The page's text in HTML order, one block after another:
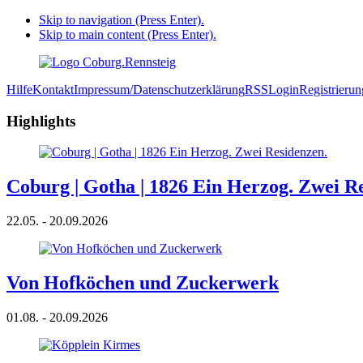
Skip to navigation (Press Enter).
Skip to main content (Press Enter).
HilfeKontaktImpressum/DatenschutzerklärungRSSLogin
Highlights
Coburg | Gotha | 1826 Ein Herzog. Zwei
22.05. - 20.09.2026
Von Hofköchen und Zuckerwerk
01.08. - 20.09.2026